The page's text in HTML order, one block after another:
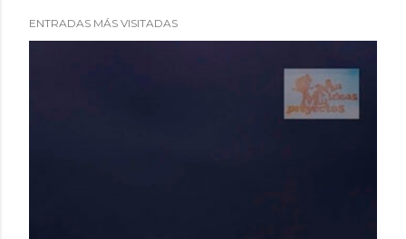
ENTRADAS MÁS VISITADAS